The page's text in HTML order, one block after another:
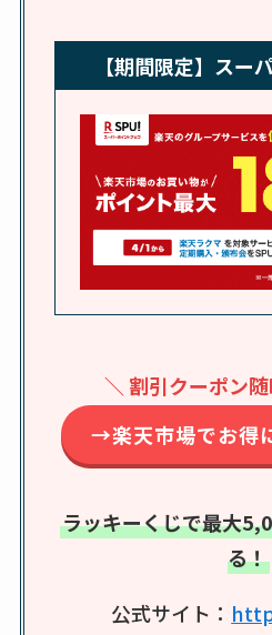
【期間限定】スー
＼ 割引クーポン
→楽天市場でお得
ラッキーくじで最大
る！
公式サイト：